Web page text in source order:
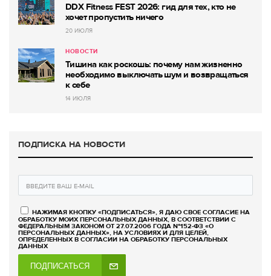
DDX Fitness FEST 2026: гид для тех, кто не
хочет пропустить ничего
20 ИЮЛЯ
НОВОСТИ
Тишина как роскошь: почему нам жизненно
необходимо выключать шум и возвращаться
к себе
14 ИЮЛЯ
ПОДПИСКА НА НОВОСТИ
НАЖИМАЯ КНОПКУ «ПОДПИСАТЬСЯ», Я ДАЮ СВОЕ СОГЛАСИЕ НА
ОБРАБОТКУ МОИХ ПЕРСОНАЛЬНЫХ ДАННЫХ, В СООТВЕТСТВИИ С
ФЕДЕРАЛЬНЫМ ЗАКОНОМ ОТ 27.07.2006 ГОДА №152-ФЗ «О
ПЕРСОНАЛЬНЫХ ДАННЫХ», НА УСЛОВИЯХ И ДЛЯ ЦЕЛЕЙ,
ОПРЕДЕЛЕННЫХ В СОГЛАСИИ НА ОБРАБОТКУ ПЕРСОНАЛЬНЫХ
ДАННЫХ
ПОДПИСАТЬСЯ